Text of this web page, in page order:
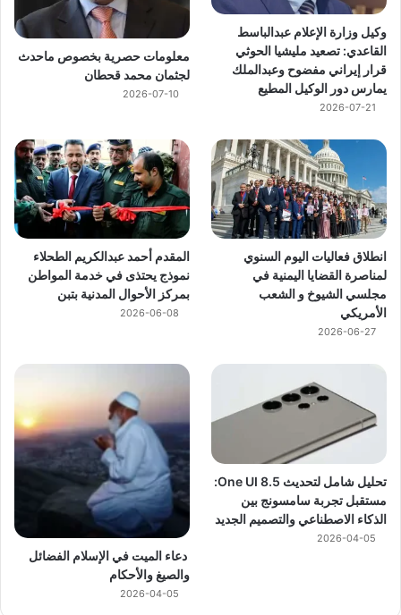
وكيل وزارة الإعلام عبدالباسط
القاعدي: تصعيد مليشيا الحوثي
قرار إيراني مفضوح وعبدالملك
يمارس دور الوكيل المطيع
2026-07-21
معلومات حصرية بخصوص ماحدث
لجثمان محمد قحطان
2026-07-10
انطلاق فعاليات اليوم السنوي
لمناصرة القضايا اليمنية في
مجلسي الشيوخ و الشعب
الأمريكي
2026-06-27
المقدم أحمد عبدالكريم الطحلاء
نموذج يحتذى في خدمة المواطن
بمركز الأحوال المدنية بتبن
2026-06-08
تحليل شامل لتحديث One UI 8.5:
مستقبل تجربة سامسونج بين
الذكاء الاصطناعي والتصميم الجديد
2026-04-05
دعاء الميت في الإسلام الفضائل
والصيغ والأحكام
2026-04-05